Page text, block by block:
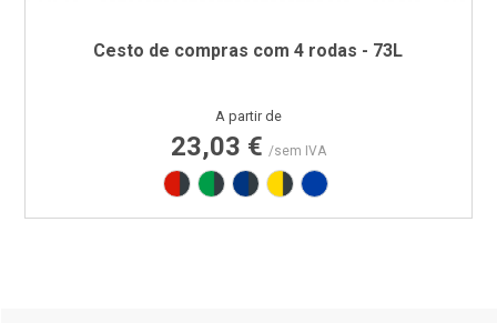
Cesto de compras com 4 rodas - 73L
Preço
A partir de
23,03 € /sem IVA
Vermelho RAL3020 + Cinza RAL7016
Verde PAN 347C + Cinza RAL7016
Azul RAL5002 + Cinza RAL7016
Amarelo PAN 012C +
Azul PAN 293C + Azul